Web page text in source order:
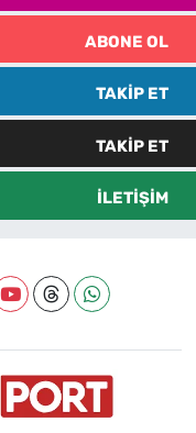
ABONE OL
TAKIP ET
TAKIP ET
İLETIŞIM